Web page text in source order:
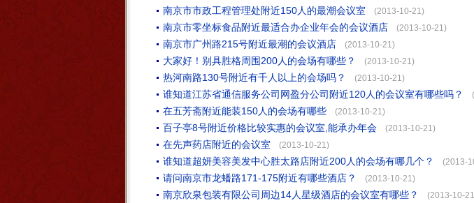
南京市市政工程管理处附近150人的最潮会议室 (2013-10-21)
南京市零坐标食品附近最适合办企业年会的会议酒店 (2013-10-21)
南京市广州路215号附近最潮的会议酒店 (2013-10-21)
大家好！别具胜格周围200人的会场有哪些？ (2013-10-21)
热河南路130号附近有千人以上的会场吗？ (2013-10-21)
谁知道江苏省通信服务公司网盈分公司附近120人的会议室有哪些吗？
在五芳斋附近能装150人的会场有哪些 (2013-10-21)
百子亭8号附近价格比较实惠的会议室,能承办年会 (2013-10-21)
在先声药店附近的会议室 (2013-10-21)
谁知道超妍美容美发中心胜太路店附近200人的会场有哪几个？ (2013-
请问南京市龙蟠路171-175附近有哪些酒店？ (2013-10-21)
南京欣泉包装有限公司周边14人星级酒店的会议室有哪些？ (2013-10-